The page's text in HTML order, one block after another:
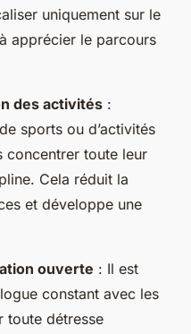
uniquement sur le
apprécier le parcours
des activités :
sports ou d’activités
concentrer toute leur
Cela réduit la
et développe une
ouverte : Il est
constant avec les
toute détresse